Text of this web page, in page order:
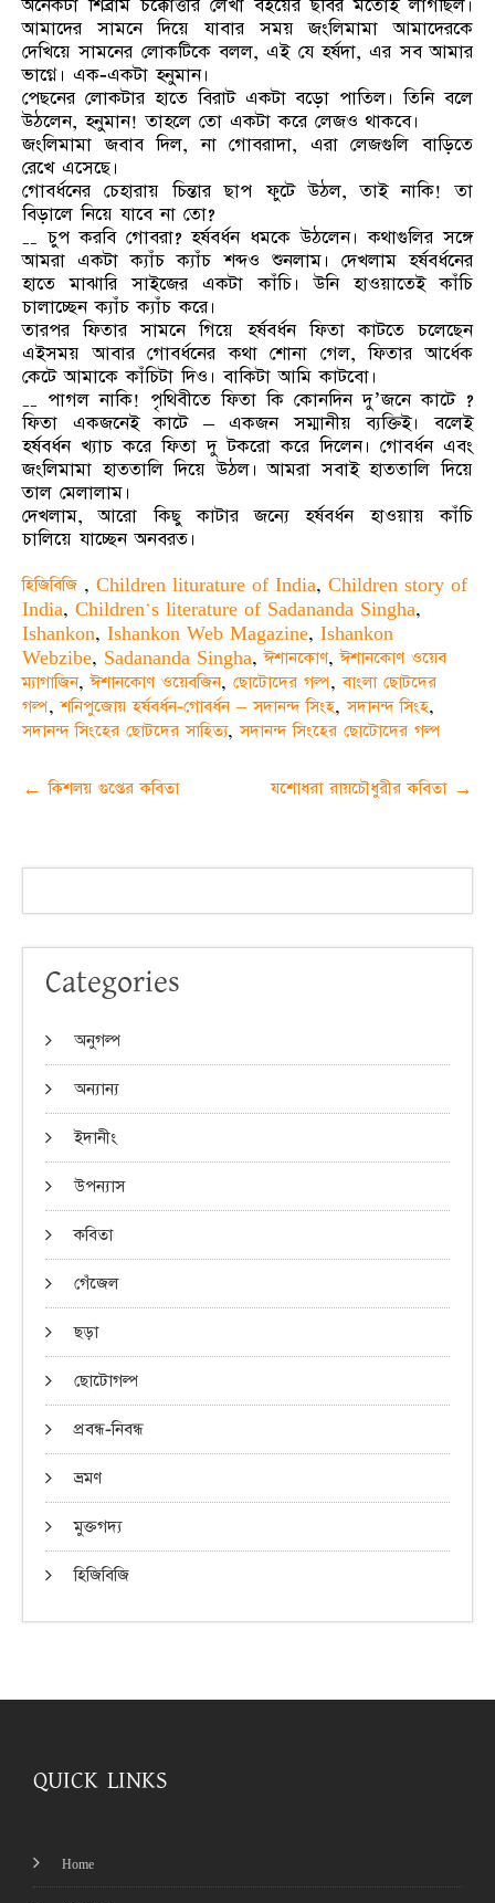
অনেকটা শিব্রাম চক্কোত্তীর লেখা বইয়ের ছবির মতোই লাগছিল।
আমাদের সামনে দিয়ে যাবার সময় জংলিমামা আমাদেরকে
দেখিয়ে সামনের লোকটিকে বলল, এই যে হর্ষদা, এর সব আমার
ভাগ্নে। এক-একটা হনুমান।
পেছনের লোকটার হাতে বিরাট একটা বড়ো পাতিল। তিনি বলে
উঠলেন, হনুমান! তাহলে তো একটা করে লেজও থাকবে।
জংলিমামা জবাব দিল, না গোবরাদা, এরা লেজগুলি বাড়িতে
রেখে এসেছে।
গোবর্ধনের চেহারায় চিন্তার ছাপ ফুটে উঠল, তাই নাকি! তা
বিড়ালে নিয়ে যাবে না তো?
₋₋ চুপ করবি গোবরা? হর্ষবর্ধন ধমকে উঠলেন। কথাগুলির সঙ্গে
আমরা একটা ক্যাঁচ ক্যাঁচ শব্দও শুনলাম। দেখলাম হর্ষবর্ধনের
হাতে মাঝারি সাইজের একটা কাঁচি। উনি হাওয়াতেই কাঁচি
চালাচ্ছেন ক্যাঁচ ক্যাঁচ করে।
তারপর ফিতার সামনে গিয়ে হর্ষবর্ধন ফিতা কাটতে চলেছেন
এইসময় আবার গোবর্ধনের কথা শোনা গেল, ফিতার আর্ধেক
কেটে আমাকে কাঁচিটা দিও। বাকিটা আমি কাটবো।
₋₋ পাগল নাকি! পৃথিবীতে ফিতা কি কোনদিন দু’জনে কাটে ?
ফিতা একজনেই কাটে – একজন সম্মানীয় ব্যক্তিই। বলেই
হর্ষবর্ধন খ্যাচ করে ফিতা দু টকরো করে দিলেন। গোবর্ধন এবং
জংলিমামা হাততালি দিয়ে উঠল। আমরা সবাই হাততালি দিয়ে
তাল মেলালাম।
দেখলাম, আরো কিছু কাটার জন্যে হর্ষবর্ধন হাওয়ায় কাঁচি
চালিয়ে যাচ্ছেন অনবরত।
হিজিবিজি , Children liturature of India, Children story of
India, Children's literature of Sadananda Singha,
Ishankon, Ishankon Web Magazine, Ishankon
Webzibe, Sadananda Singha,ঈশানকোণ,ঈশানকোণ ওয়েব
ম্যাগাজিন,ঈশানকোণ ওয়েবজিন, ছোটোদের গল্প,বাংলা ছোটদের
গল্প,শনিপুজোয় হর্ষবর্ধন-গোবর্ধন – সদানন্দ সিংহ,সদানন্দ সিংহ,
সদানন্দ সিংহের ছোটদের সাহিত্য,সদানন্দ সিংহের ছোটোদের গল্প
Post
← কিশলয় গুপ্তের কবিতা যশোধরা রায়চৌধুরীর কবিতা →
Categories
অনুগল্প
অন্যান্য
ইদানীং
উপন্যাস
কবিতা
গেঁজেল
ছড়া
ছোটোগল্প
প্রবন্ধ-নিবন্ধ
ভ্রমণ
মুক্তগদ্য
হিজিবিজি
QUICK LINKS
Home